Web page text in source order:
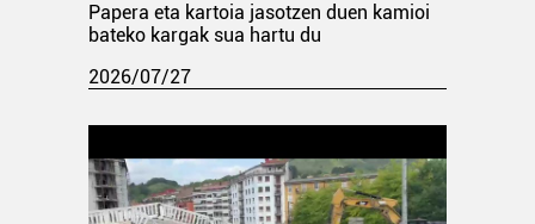
Papera eta kartoia jasotzen duen kamioi
bateko kargak sua hartu du
2026/07/27